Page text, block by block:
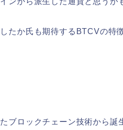
たか氏も期待するBTCVの特
ブロックチェーン技術から誕